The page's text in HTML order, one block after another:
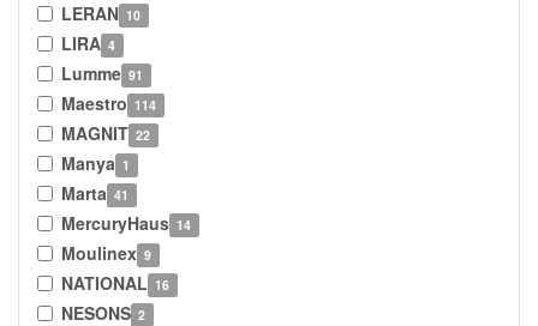
LERAN 10
LIRA 4
Lumme 91
Maestro 114
MAGNIT 22
Manya 1
Marta 41
MercuryHaus 14
Moulinex 9
NATIONAL 16
NESONS 2